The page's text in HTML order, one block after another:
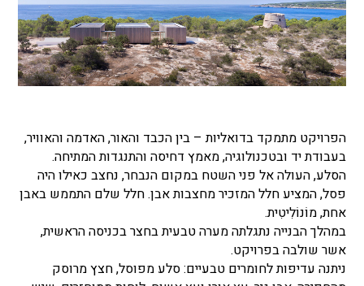
הפרויקט מתמקד בדואליות – בין הכבד והאור, האדמה והאוויר,
בעבודת יד ובטכנולוגיה, מאמץ דחיסה והתנגדות המתיחה.
הסלע, העולה אל פני השטח במקום הנבחר, נחצב כאילו היה
פסל, המציע חלל המזכיר מחצבות אבן. חלל שלם התממש באבן
אחת, מוֹנוֹלִיטִית.
במהלך הבנייה נתגלתה מערה טבעית בחצר בכניסה הראשית,
אשר שולבה בפרויקט.
ניתנה עדיפות לחומרים טבעיים: סלע מפוסל, חצץ מרוסק